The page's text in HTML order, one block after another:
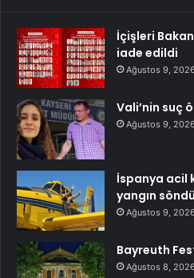
İçişleri
iade edildi
Ağustos 9, 2026
Vali’nin suç
Ağustos 9, 2026
İspanya acil
yangın
Ağustos 9, 2026
Bayreuth
Ağustos 8, 2026